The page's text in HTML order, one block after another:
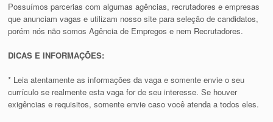
Possuímos parcerias com algumas agências, recrutadores e empresas
que anunciam vagas e utilizam nosso site para seleção de candidatos,
porém nós não somos Agência de Empregos e nem Recrutadores.
DICAS E INFORMAÇÕES:
* Leia atentamente as informações da vaga e somente envie o seu
currículo se realmente esta vaga for de seu interesse. Se houver
exigências e requisitos, somente envie caso você atenda a todos eles.